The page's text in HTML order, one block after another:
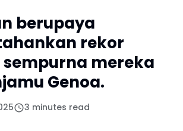
berupaya
rekor
mereka
Genoa.
3 minutes read